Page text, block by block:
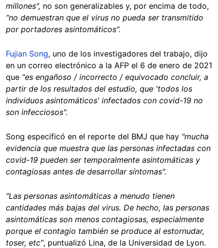
millones", no son generalizables y, por encima de todo,
“no demuestran que el virus no pueda ser transmitido
por portadores asintomáticos".
Fujian Song, uno de los investigadores del trabajo, dijo
en un correo electrónico a la AFP el 6 de enero de 2021
que “es engañoso / incorrecto / equivocado concluir, a
partir de los resultados del estudio, que 'todos los
individuos asintomáticos' infectados con covid-19 no
son infecciosos".
Song especificó en el reporte del BMJ que hay "mucha
evidencia que muestra que las personas infectadas con
covid-19 pueden ser temporalmente asintomáticas y
contagiosas antes de desarrollar síntomas".
"Las personas asintomáticas a menudo tienen
cantidades más bajas del virus. De hecho, las personas
asintomáticas son menos contagiosas, especialmente
porque el contagio también se produce al estornudar,
toser, etc”, puntualizó Lina, de la Universidad de Lyon.